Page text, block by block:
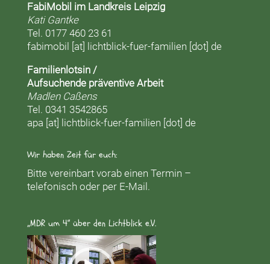
FabiMobil im Landkreis Leipzig
Kati Gantke
Tel. 0177 460 23 61
fabimobil [at] lichtblick-fuer-familien [dot] de
Familienlotsin /
Aufsuchende präventive Arbeit
Madlen Caßens
Tel. 0341 3542865
apa [at] lichtblick-fuer-familien [dot] de
Wir haben Zeit für euch:
Bitte vereinbart vorab einen Termin –
telefonisch oder per E-Mail.
„MDR um 4“ über den Lichtblick e.V.
Video-
Player